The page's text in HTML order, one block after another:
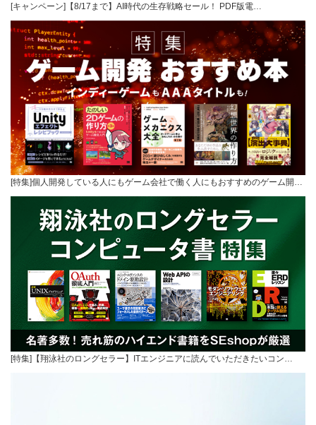
[キャンペーン]【8/17まで】AI時代の生存戦略セール！ PDF版電…
[特集]個人開発している人にもゲーム会社で働く人にもおすすめのゲーム開…
[特集]【翔泳社のロングセラー】ITエンジニアに読んでいただきたいコン…